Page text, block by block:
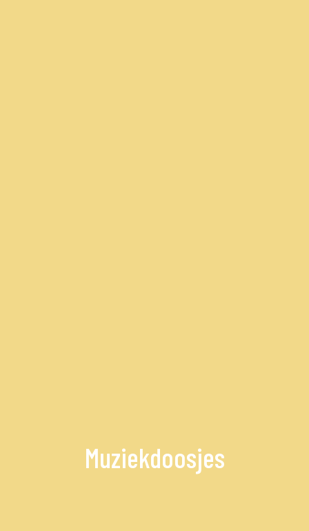
Muziekdoosjes